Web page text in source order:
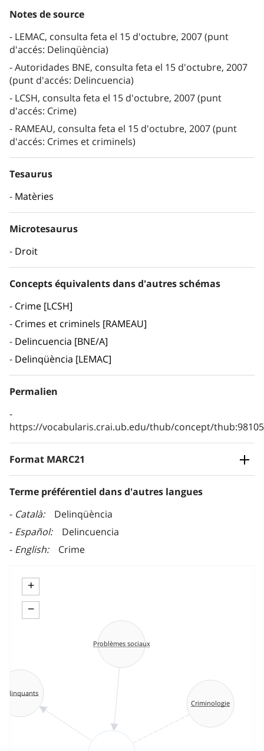
Notes de source
LEMAC, consulta feta el 15 d'octubre, 2007 (punt
d'accés: Delinqüència)
Autoridades BNE, consulta feta el 15 d'octubre, 2007
(punt d'accés: Delincuencia)
LCSH, consulta feta el 15 d'octubre, 2007 (punt
d'accés: Crime)
RAMEAU, consulta feta el 15 d'octubre, 2007 (punt
d'accés: Crimes et criminels)
Tesaurus
Matèries
Microtesaurus
Droit
Concepts équivalents dans d'autres schémas
Crime [LCSH]
Crimes et criminels [RAMEAU]
Delincuencia [BNE/A]
Delinqüència [LEMAC]
Permalien
https://vocabularis.crai.ub.edu/thub/concept/
Format MARC21
Terme préférentiel dans d'autres langues
Català
Delinqüència
Español
Delincuencia
English
Crime
+
−
Criminologie
Problèmes sociaux
Délinquants